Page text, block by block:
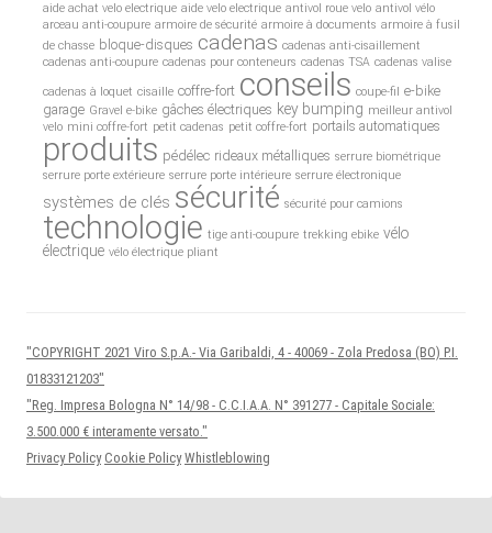
aide achat velo electrique aide velo electrique antivol roue velo antivol vélo
arceau anti-coupure armoire de sécurité armoire à documents armoire à fusil
de chasse bloque-disques cadenas cadenas anti-cisaillement
cadenas anti-coupure cadenas pour conteneurs cadenas TSA cadenas valise
cadenas à loquet cisaille coffre-fort conseils coupe-fil
e-bike
garage Gravel e-bike gâches électriques key bumping meilleur antivol
velo mini coffre-fort petit cadenas petit coffre-fort portails automatiques
produits pédélec rideaux métalliques serrure biométrique
serrure porte extérieure serrure porte intérieure serrure électronique
systèmes de clés sécurité sécurité pour camions
technologie tige anti-coupure trekking ebike vélo
électrique vélo électrique pliant
"COPYRIGHT 2021 Viro S.p.A.- Via Garibaldi, 4 - 40069 - Zola Predosa (BO) P.I.
01833121203"
"Reg. Impresa Bologna N° 14/98 - C.C.I.A.A. N° 391277 - Capitale Sociale:
3.500.000 € interamente versato."
Privacy Policy Cookie Policy Whistleblowing